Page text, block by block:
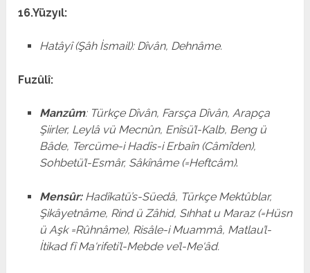
16.Yüzyıl:
Hatâyî (Şâh İsmail): Dîvân, Dehnâme.
Fuzûlî:
Manzûm: Türkçe Dîvân, Farsça Dîvân, Arapça
Şiirler, Leylâ vü Mecnûn, Enîsü’l-Kalb, Beng ü
Bâde, Tercüme-i Hadîs-i Erbaîn (Câmî’den),
Sohbetü’l-Esmâr, Sâkînâme (=Heftcâm).
Mensûr:Hadîkatü’s-Süedâ, Türkçe Mektûblar,
Şikâyetnâme, Rind ü Zâhid, Sıhhat u Maraz (=Hüsn
ü Aşk =Rûhnâme), Risâle-i Muammâ, Matlau’l-
İtikad fî Ma‘rifeti’l-Mebde ve’l-Me‘âd.